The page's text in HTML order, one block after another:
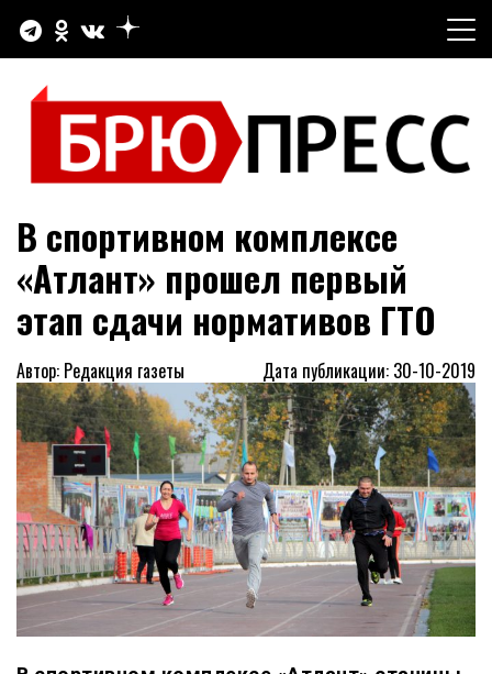
содержимому
БРЮПРЕСС
Официальный сайт газеты "Брюховецкие новости"
В спортивном комплексе
«Атлант» прошел первый
этап сдачи нормативов ГТО
Автор: Редакция газеты Дата публикации: 30-10-2019